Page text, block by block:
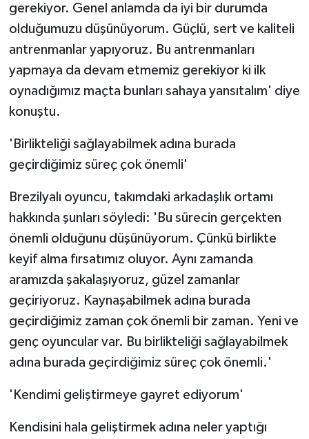
gerekiyor. Genel anlamda da iyi bir durumda
olduğumuzu düşünüyorum. Güçlü, sert ve kaliteli
antrenmanlar yapıyoruz. Bu antrenmanları
yapmaya da devam etmemiz gerekiyor ki ilk
oynadığımız maçta bunları sahaya yansıtalım' diye
konuştu.
'Birlikteliği sağlayabilmek adına burada
geçirdiğimiz süreç çok önemli'
Brezilyalı oyuncu, takımdaki arkadaşlık ortamı
hakkında şunları söyledi: 'Bu sürecin gerçekten
önemli olduğunu düşünüyorum. Çünkü birlikte
keyif alma fırsatımız oluyor. Aynı zamanda
aramızda şakalaşıyoruz, güzel zamanlar
geçiriyoruz. Kaynaşabilmek adına burada
geçirdiğimiz zaman çok önemli bir zaman. Yeni ve
genç oyuncular var. Bu birlikteliği sağlayabilmek
adına burada geçirdiğimiz süreç çok önemli.'
'Kendimi geliştirmeye gayret ediyorum'
Kendisini hala geliştirmek adına neler yaptığı